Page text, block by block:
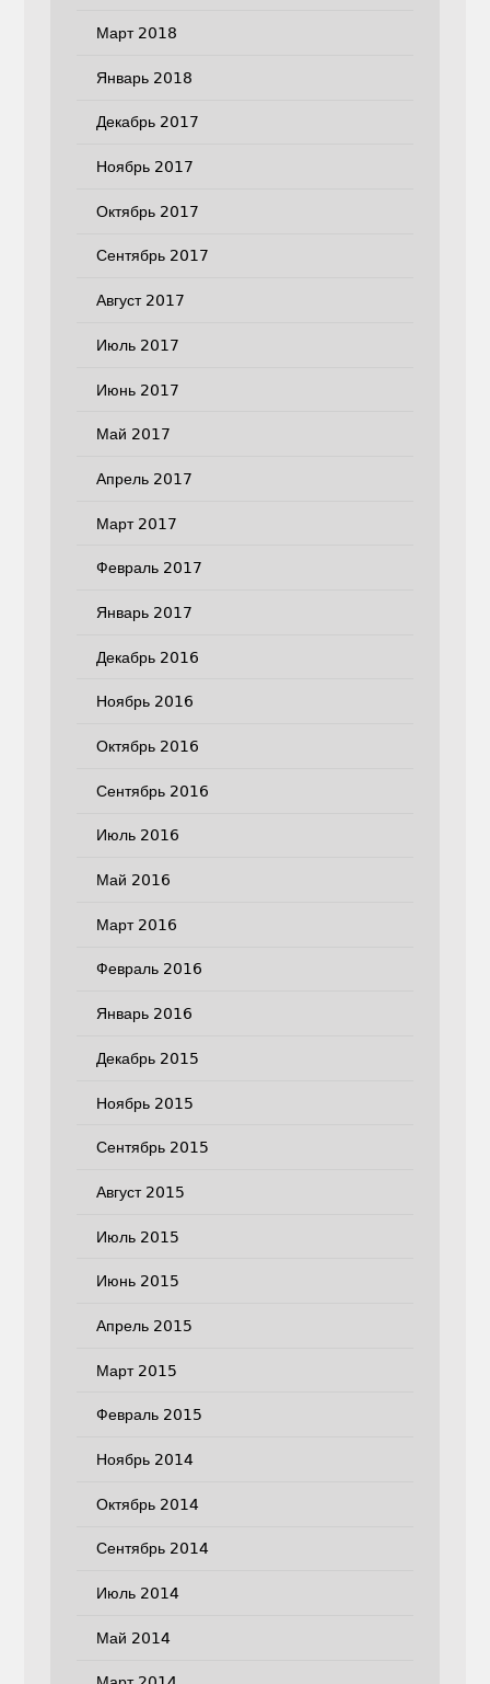
Март 2018
Январь 2018
Декабрь 2017
Ноябрь 2017
Октябрь 2017
Сентябрь 2017
Август 2017
Июль 2017
Июнь 2017
Май 2017
Апрель 2017
Март 2017
Февраль 2017
Январь 2017
Декабрь 2016
Ноябрь 2016
Октябрь 2016
Сентябрь 2016
Июль 2016
Май 2016
Март 2016
Февраль 2016
Январь 2016
Декабрь 2015
Ноябрь 2015
Сентябрь 2015
Август 2015
Июль 2015
Июнь 2015
Апрель 2015
Март 2015
Февраль 2015
Ноябрь 2014
Октябрь 2014
Сентябрь 2014
Июль 2014
Май 2014